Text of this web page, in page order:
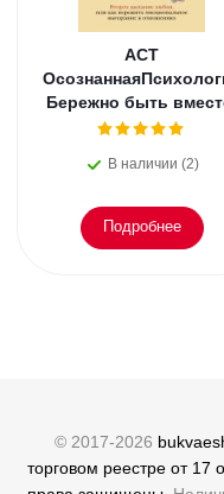
АСТ
Бережно быть
Второе дыхание
эмоциональное
В наличии (2)
Подробнее
© 2017-2026
торговом реестре от 17